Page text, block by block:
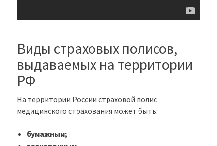
Виды страховых полисов,
выдаваемых на территории
РФ
На территории России страховой полис
медицинского страхования может быть:
бумажным;